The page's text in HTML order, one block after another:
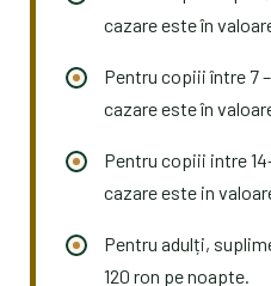
cazare este în
Pentru copiii între 7
cazare este în
Pentru copiii intre
cazare este in
Pentru adulți,
120 ron pe noapte.